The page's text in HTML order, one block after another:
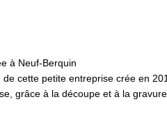
à Neuf-Berquin
cette petite entreprise crée en
grâce à la découpe et à la gravure